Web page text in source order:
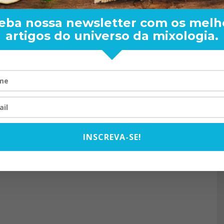
RAND BARTENDER: DE
VISTA PARA O MUNDO
nossa newsletter com os
artigos do universo da mixologia.
INSCREVA-SE!